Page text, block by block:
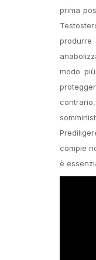
prima
modo
compie
è